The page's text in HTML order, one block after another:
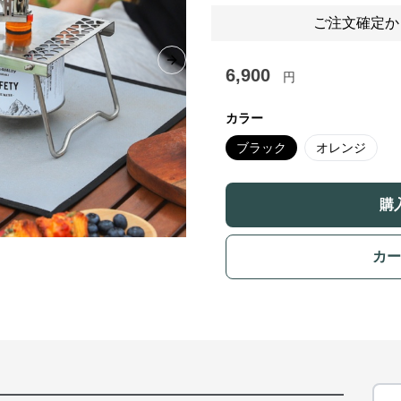
Next slide
ご注文確定
6,900 円
カラー
ブラック オレンジ
購
カ